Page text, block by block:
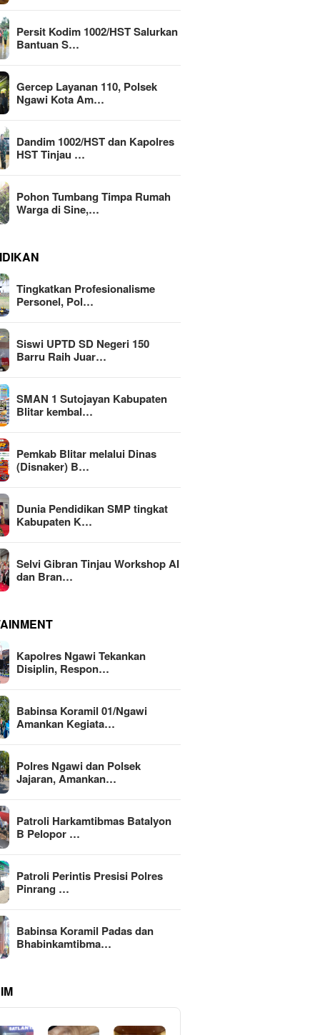
Persit Kodim 1002/HST Salurkan
Bantuan S…
Gercep Layanan 110, Polsek
Ngawi Kota Am…
Dandim 1002/HST dan Kapolres
HST Tinjau …
Pohon Tumbang Timpa Rumah
Warga di Sine,…
Tingkatkan Profesionalisme
Personel, Pol…
Siswi UPTD SD Negeri 150
Barru Raih Juar…
SMAN 1 Sutojayan Kabupaten
Blitar kembal…
Pemkab Blitar melalui Dinas
(Disnaker) B…
Dunia Pendidikan SMP tingkat
Kabupaten K…
Selvi Gibran Tinjau Workshop AI
dan Bran…
Kapolres Ngawi Tekankan
Disiplin, Respon…
Babinsa Koramil 01/Ngawi
Amankan Kegiata…
Polres Ngawi dan Polsek
Jajaran, Amankan…
Patroli Harkamtibmas Batalyon
B Pelopor …
Patroli Perintis Presisi Polres
Pinrang …
Babinsa Koramil Padas dan
Bhabinkamtibma…